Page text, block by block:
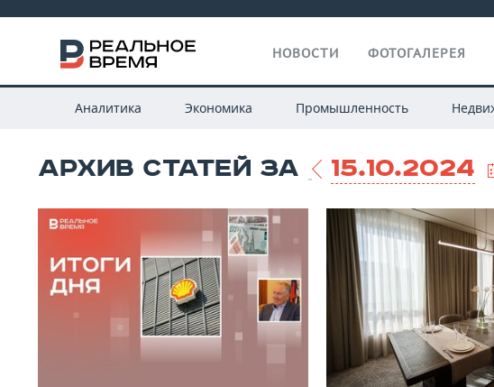
НОВОСТИ ФОТОГАЛЕРЕЯ
Аналитика Экономика Промышленность
АРХИВ СТАТЕЙ ЗА 15.10.2024